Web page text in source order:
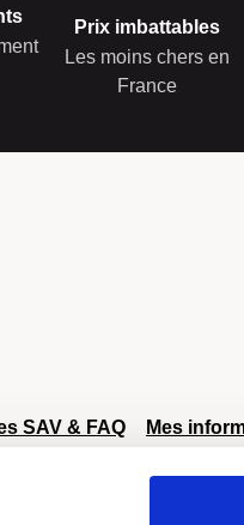
Prix imbattables
Les moins chers en
France
SAV & FAQ Mes
Retour et